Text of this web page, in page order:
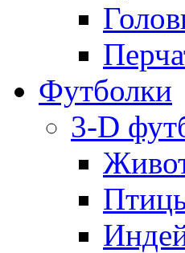
Футболки
3-D